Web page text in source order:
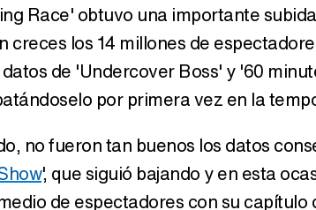
Race' obtuvo una importante
creces los 14 millones de
de 'Undercover Boss' y '60
por primera vez en la
no fueron tan buenos los datos
', que siguió bajando y en esta
de espectadores con su capítulo